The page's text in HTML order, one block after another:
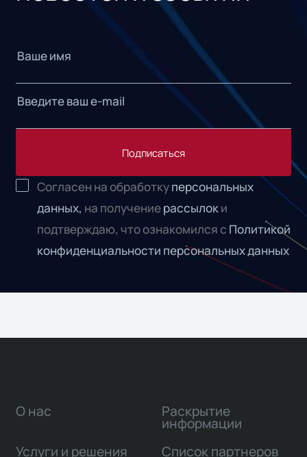
Подписаться
Согласен на обработкуперсональных
данных, на получениерассылоки
подтверждаю, что ознакомился с Политикой
конфиденциальности персональных данных
О нас
Услуги и решения
Раскрытие
информации
Список партнеров